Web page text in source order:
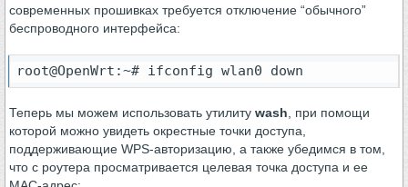
современных прошивках требуется отключение “обычного”
беспроводного интерфейса:
root@OpenWrt:~# ifconfig wlan0 down
Теперь мы можем использовать утилиту wash , при помощи
которой можно увидеть окрестные точки доступа,
поддерживающие WPS-авторизацию, а также убедимся в том,
что с роутера просматривается целевая точка доступа и ее